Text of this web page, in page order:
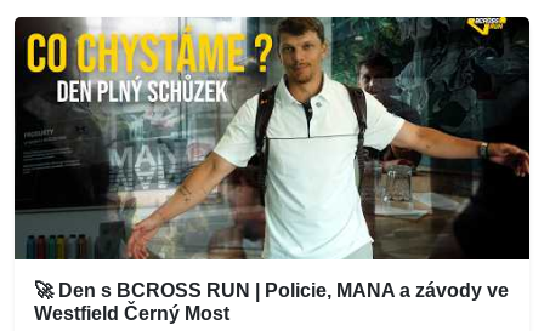
🚀 Den s BCROSS RUN | Policie, MANA a závody ve
Westfield Černý Most